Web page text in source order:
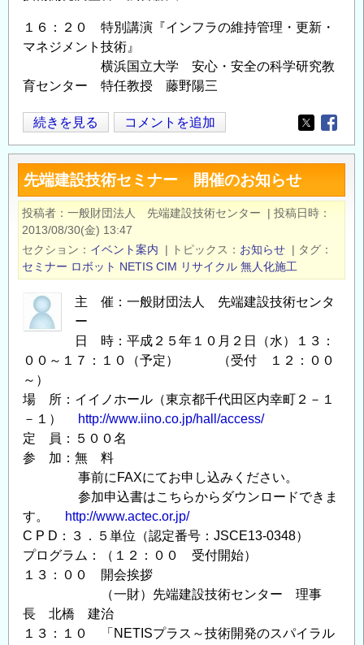
１６：２０ 特別講演『インフラの維持管理・更新・
マネジメント技術』
横浜国立大学 安心・安全の科学研究教
育センター 特任教授 藤野陽三
10
月
22
日
（水）
先
端
建
技
ミ
ナ
ー
開
催
ら
せ
の
続きを見る コメントを追加
Opens in
先端建設技術セミナー 開催のお知らせ
投稿者 一般財団法人 先端建設技術センター | 投稿日時
2013/08/30(金) 13:47
セクション
イベント案内 | トピックス お知らせ | タグ
セミナー ロボット NETIS CIM リサイクル 無人化施工
主 催：一般財団法人 先端建設技術センタ
ー
日 時：平成２５年１０月２日（水）１３：
００～１７：１０（予定） （受付 １２：００
～）
場 所：イイノホール（東京都千代田区内幸町２－１
－１）
http://www.iino.co.jp/hall/access/
定 員：５００名
参 加：無 料
事前にFAXにてお申し込みください。
参加申込書はこちらからダウンロードできま
す。
http://www.actec.or.jp/
C P D：３．５単位（認定番号：JSCE13-0348）
プログラム：（１２：００ 受付開始）
１３：００ 開会挨拶
（一財）先端建設技術センター 理事
長 北橋 建治
１３：１０ 「NETISプラス～技術開発のスパイラル